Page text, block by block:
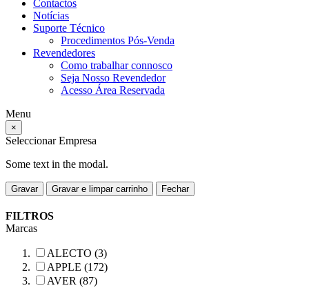
Contactos
Notícias
Suporte Técnico
Procedimentos Pós-Venda
Revendedores
Como trabalhar connosco
Seja Nosso Revendedor
Acesso Área Reservada
Menu
×
Seleccionar Empresa
Some text in the modal.
Gravar Gravar e limpar carrinho Fechar
FILTROS
Marcas
ALECTO (3)
APPLE (172)
AVER (87)